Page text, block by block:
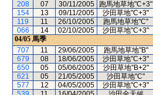
208
07 30/11/2005 跑馬地草地"C+3"
154
13 09/11/2005 沙田草地"C+3"
119
11 26/10/2005 跑馬地草地"C"
066
14 02/10/2005 沙田草地"C+3"
04/05 馬季
707
11 29/06/2005 跑馬地草地"B"
679
08 18/06/2005 沙田草地"C+3"
650
05 05/06/2005 沙田草地"B+2"
621
05 21/05/2005 沙田草地"C"
577
12 04/05/2005 沙田草地"C+3"